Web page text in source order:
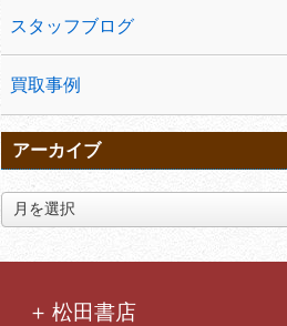
スタッフブログ
買取事例
アーカイブ
ア
ー
松田書店